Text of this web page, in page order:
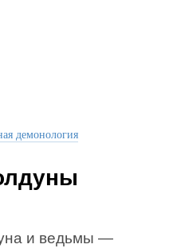
демонология
и ведьмы —